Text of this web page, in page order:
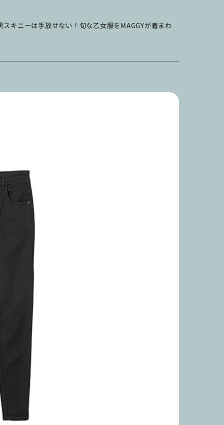
キニーは手放せない！旬な乙女服をMAGGYが着まわ